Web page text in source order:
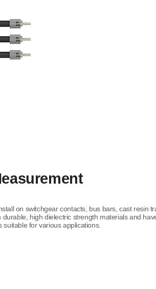
on switchgear contacts, bus bars, cast resin
high dielectric strength materials and
for various applications.